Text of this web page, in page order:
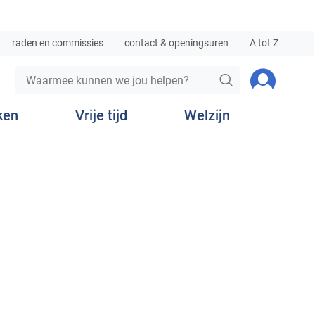
Waarmee
kunnen
jou
ZOEKEN
Vrije tijd Welzijn
raden en commissies contact & openingsuren A tot Z